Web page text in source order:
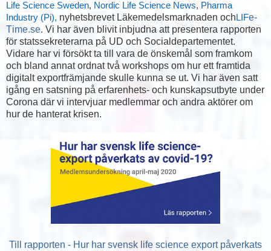
Life Science Sweden, Nordic Life Science News, Pharma
Industry (Pi), nyhetsbrevet Läkemedelsmarknaden ochLIFe-
Time.se. Vi har även blivit inbjudna att presentera rapporten
för statssekreterarna på UD och Socialdepartementet.
Vidare har vi försökt ta till vara de önskemål som framkom
och bland annat ordnat två workshops om hur ett framtida
digitalt exportfrämjande skulle kunna se ut. Vi har även satt
igång en satsning på erfarenhets- och kunskapsutbyte under
Corona där vi intervjuar medlemmar och andra aktörer om
hur de hanterat krisen.
Till rapporten - Hur har svensk life science export påverkats